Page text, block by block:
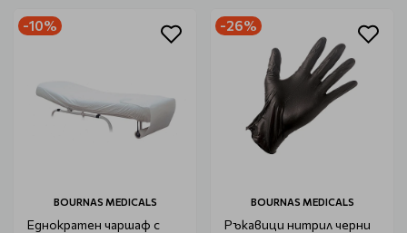
-10%
BOURNAS MEDICALS
Еднократен чаршаф с
-26%
BOURNAS MEDICALS
Ръкавици нитрил черни